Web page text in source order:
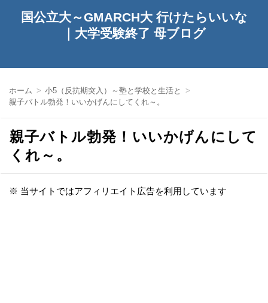
国公立大～GMARCH大 行けたらいいな
｜大学受験終了 母ブログ
ホーム
小5（反抗期突入）～塾と学校と生活と
親子バトル勃発！いいかげんにしてくれ～。
親子バトル勃発！いいかげんにして
くれ～。
※ 当サイトではアフィリエイト広告を利用しています